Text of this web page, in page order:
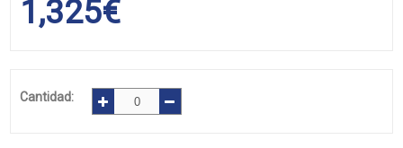
1,325€
Cantidad: